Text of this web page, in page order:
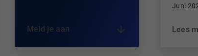
Meld je aan
Juni
Lees